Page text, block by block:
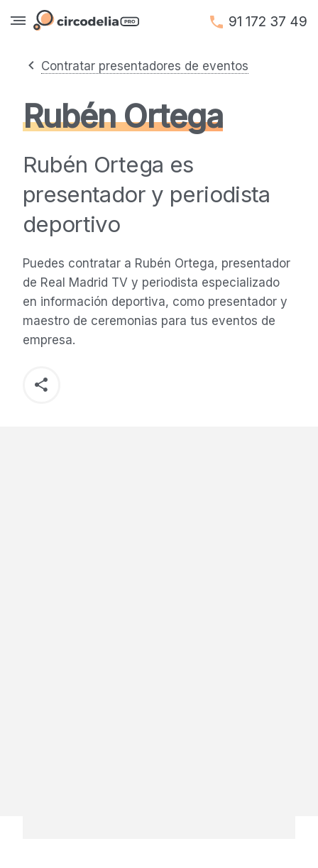
91 172 37 49
Contratar presentadores de eventos
Rubén Ortega
Rubén Ortega es
presentador y periodista
deportivo
Puedes contratar a Rubén Ortega, presentador
de Real Madrid TV y periodista especializado
en información deportiva, como presentador y
maestro de ceremonias para tus eventos de
empresa.